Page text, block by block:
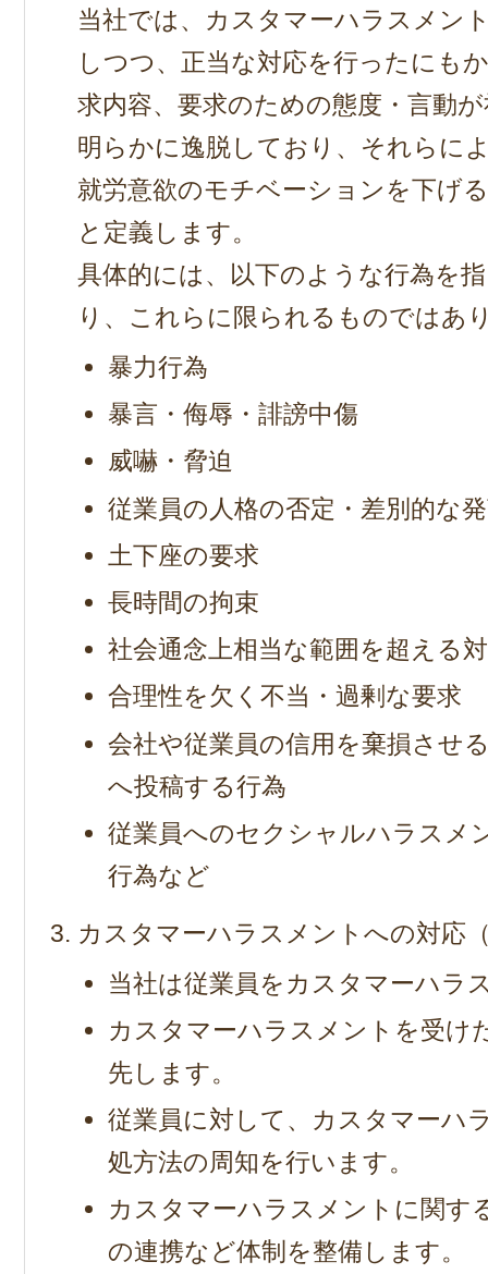
当社では、カスタマーハラスメン
しつつ、正当な対応を行ったにも
求内容、要求のための態度・言動
明らかに逸脱しており、それらに
就労意欲のモチベーションを下げ
と定義します。
具体的には、以下のような行為を
り、これらに限られるものではあ
暴力行為
暴言・侮辱・誹謗中傷
威嚇・脅迫
従業員の人格の否定・差別的な
土下座の要求
長時間の拘束
社会通念上相当な範囲を超える
合理性を欠く不当・過剰な要求
会社や従業員の信用を棄損させ
へ投稿する行為
従業員へのセクシャルハラス
行為など
カスタマーハラスメントへの対応
当社は従業員をカスタマーハラ
カスタマーハラスメントを受け
先します。
従業員に対して、カスタマーハ
処方法の周知を行います。
カスタマーハラスメントに関す
の連携など体制を整備します。